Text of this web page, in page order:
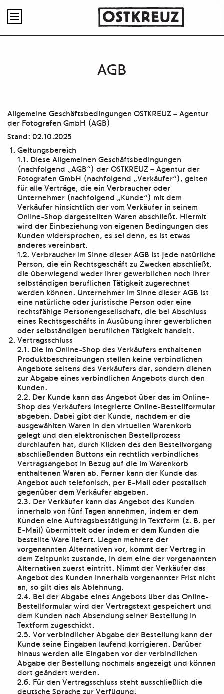

AGB
Allgemeine Geschäftsbedingungen OSTKREUZ – Agentur
der Fotografen GmbH (AGB)
Stand: 02.10.2025
Geltungsbereich
1.1. Diese Allgemeinen Geschäftsbedingungen
(nachfolgend „AGB“) der OSTKREUZ – Agentur der
Fotografen GmbH (nachfolgend „Verkäufer“), gelten
für alle Verträge, die ein Verbraucher oder
Unternehmer (nachfolgend „Kunde“) mit dem
Verkäufer hinsichtlich der vom Verkäufer in seinem
Online-Shop dargestellten Waren abschließt. Hiermit
wird der Einbeziehung von eigenen Bedingungen des
Kunden widersprochen, es sei denn, es ist etwas
anderes vereinbart.
1.2. Verbraucher im Sinne dieser AGB ist jede natürliche
Person, die ein Rechtsgeschäft zu Zwecken abschließt,
die überwiegend weder ihrer gewerblichen noch ihrer
selbständigen beruflichen Tätigkeit zugerechnet
werden können. Unternehmer im Sinne dieser AGB ist
eine natürliche oder juristische Person oder eine
rechtsfähige Personengesellschaft, die bei Abschluss
eines Rechtsgeschäfts in Ausübung ihrer gewerblichen
oder selbständigen beruflichen Tätigkeit handelt.
Vertragsschluss
2.1. Die im Online-Shop des Verkäufers enthaltenen
Produktbeschreibungen stellen keine verbindlichen
Angebote seitens des Verkäufers dar, sondern dienen
zur Abgabe eines verbindlichen Angebots durch den
Kunden.
2.2. Der Kunde kann das Angebot über das im Online-
Shop des Verkäufers integrierte Online-Bestellformular
abgeben. Dabei gibt der Kunde, nachdem er die
ausgewählten Waren in den virtuellen Warenkorb
gelegt und den elektronischen Bestellprozess
durchlaufen hat, durch Klicken des den Bestellvorgang
abschließenden Buttons ein rechtlich verbindliches
Vertragsangebot in Bezug auf die im Warenkorb
enthaltenen Waren ab. Ferner kann der Kunde das
Angebot auch telefonisch, per E-Mail oder postalisch
gegenüber dem Verkäufer abgeben.
2.3. Der Verkäufer kann das Angebot des Kunden
innerhalb von fünf Tagen annehmen, indem er dem
Kunden eine Auftragsbestätigung in Textform (z. B. per
E-Mail) übermittelt oder indem er dem Kunden die
bestellte Ware liefert. Liegen mehrere der
vorgenannten Alternativen vor, kommt der Vertrag in
dem Zeitpunkt zustande, in dem eine der vorgenannten
Alternativen zuerst eintritt. Nimmt der Verkäufer das
Angebot des Kunden innerhalb vorgenannter Frist nicht
an, so gilt dies als Ablehnung.
2.4. Bei der Abgabe eines Angebots über das Online-
Bestellformular wird der Vertragstext gespeichert und
dem Kunden nach Absendung seiner Bestellung in
Textform zugeschickt.
2.5. Vor verbindlicher Abgabe der Bestellung kann der
Kunde seine Eingaben laufend korrigieren. Darüber
hinaus werden alle Eingaben vor der verbindlichen
Abgabe der Bestellung nochmals angezeigt und können
dort geändert werden.
2.6. Für den Vertragsschluss steht ausschließlich die
deutsche Sprache zur Verfügung.